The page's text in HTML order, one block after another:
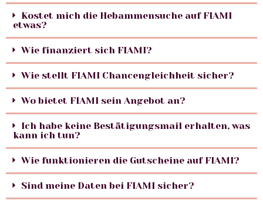
Kostet mich die Hebammensuche auf FIAMI
etwas?
Wie finanziert sich FIAMI?
Wie stellt FIAMI Chancengleichheit sicher?
Wo bietet FIAMI sein Angebot an?
Ich habe keine Bestätigungsmail erhalten, was
kann ich tun?
Wie funktionieren die Gutscheine auf FIAMI?
Sind meine Daten bei FIAMI sicher?